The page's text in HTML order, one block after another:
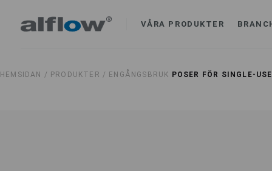
VÅRA PRODUKTER
HEMSIDAN / PRODUKTER / ENGÅNGSBRUK POSER FÖR SINGLE-USE